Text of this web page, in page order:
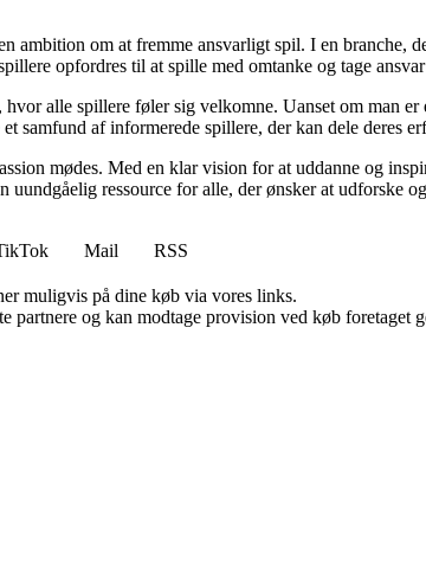
ambition om at fremme ansvarligt spil. I en
opfordres til at spille med omtanke og tage
alle spillere føler sig velkomne. Uanset om man
af informerede spillere, der kan dele deres
mødes. Med en klar vision for at uddanne og
ressource for alle, der ønsker at udforske
Mail
RSS
muligvis på dine køb via vores links.
og kan modtage provision ved køb